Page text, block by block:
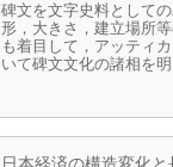
碑文を文字史料として
形，大きさ，建立場所
も着目して，アッティ
いて碑文文化の諸相を明